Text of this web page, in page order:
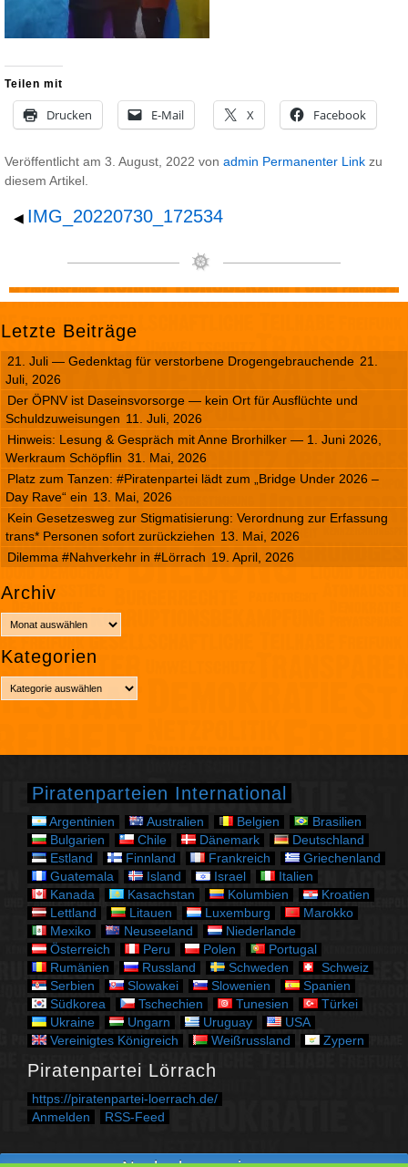
Teilen mit
Drucken E-Mail X Facebook
Veröffentlicht am 3. August, 2022 von admin Permanenter Link zu
diesem Artikel.
◀ IMG_20220730_172534
Letzte Beiträge
21. Juli — Gedenktag für verstorbene Drogengebrauchende 21.
Juli, 2026
Der ÖPNV ist Daseinsvorsorge — kein Ort für Ausflüchte und
Schuldzuweisungen 11. Juli, 2026
Hinweis: Lesung & Gespräch mit Anne Brorhilker — 1. Juni 2026,
Werkraum Schöpflin 31. Mai, 2026
Platz zum Tanzen: #Piratenpartei lädt zum „Bridge Under 2026 –
Day Rave“ ein 13. Mai, 2026
Kein Gesetzesweg zur Stigmatisierung: Verordnung zur Erfassung
trans* Personen sofort zurückziehen 13. Mai, 2026
Dilemma #Nahverkehr in #Lörrach 19. April, 2026
Archiv
r
c
Kategorien
a
g
Piratenparteien International
Argentinien Australien Belgien
Brasilien
Bulgarien
Chile Dänemark
Deutschland
Estland
Finnland Frankreich
Griechenland
Guatemala
Island Israel
Italien
Kanada
Kasachstan Kolumbien
Kroatien
Lettland
Litauen Luxemburg
Marokko
Mexiko
Neuseeland
Niederlande
Österreich
Peru Polen
Portugal
Rumänien
Russland Schweden
Schweiz
Serbien
Slowakei Slowenien
Spanien
Südkorea
Tschechien Tunesien
Türkei
Ukraine
Ungarn Uruguay
USA
Vereinigtes Königreich
Weißrussland Zypern
Piratenpartei Lörrach
https://piratenpartei-loerrach.de/
Anmelden RSS-Feed